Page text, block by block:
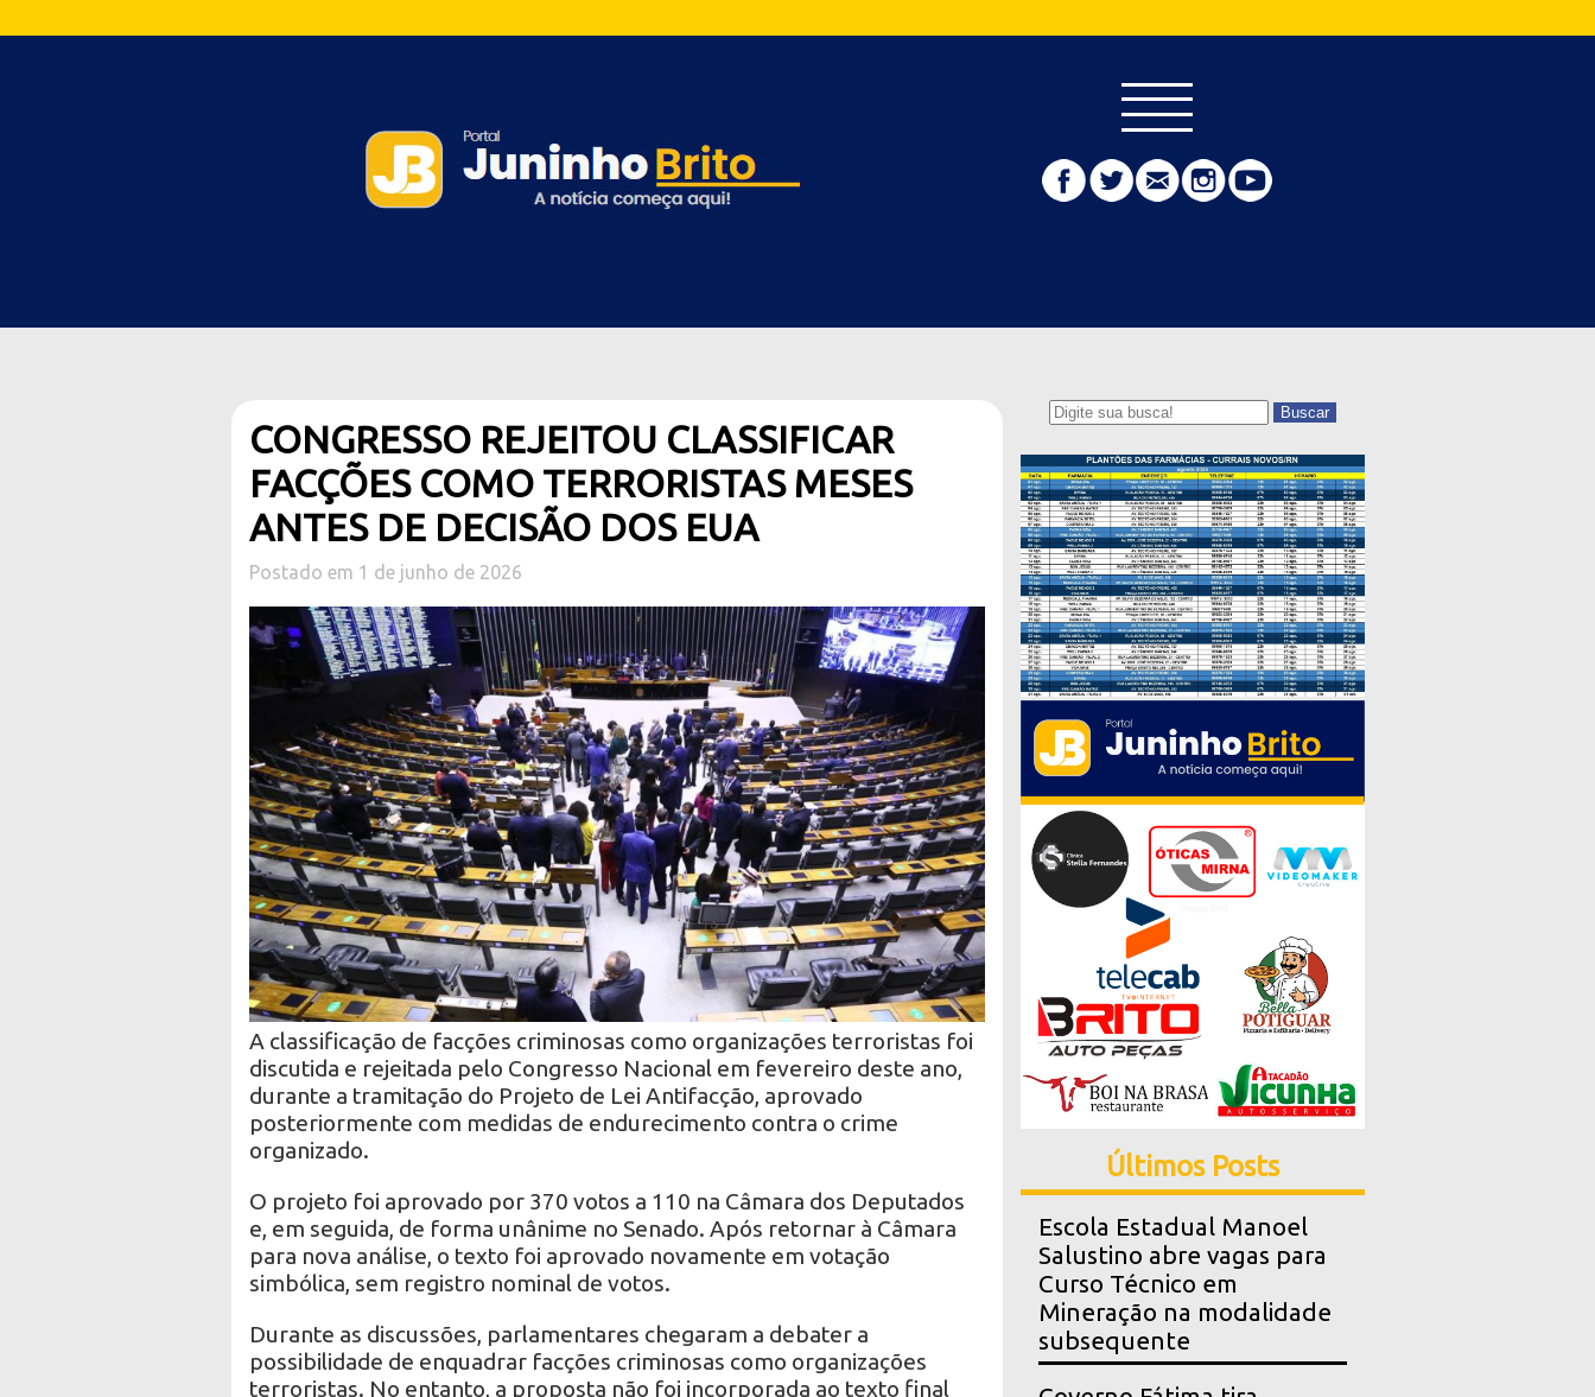
CONGRESSO REJEITOU CLASSIFICAR
FACÇÕES COMO TERRORISTAS MESES
ANTES DE DECISÃO DOS EUA
Postado em 1 de junho de 2026
A classificação de facções criminosas como organizações terroristas foi
discutida e rejeitada pelo Congresso Nacional em fevereiro deste ano,
durante a tramitação do Projeto de Lei Antifacção, aprovado
posteriormente com medidas de endurecimento contra o crime
organizado.
O projeto foi aprovado por 370 votos a 110 na Câmara dos Deputados
e, em seguida, de forma unânime no Senado. Após retornar à Câmara
para nova análise, o texto foi aprovado novamente em votação
simbólica, sem registro nominal de votos.
Durante as discussões, parlamentares chegaram a debater a
possibilidade de enquadrar facções criminosas como organizações
terroristas. No entanto, a proposta não foi incorporada ao texto final
Buscar
Últimos Posts
Escola Estadual Manoel
Salustino abre vagas para
Curso Técnico em
Mineração na modalidade
subsequente